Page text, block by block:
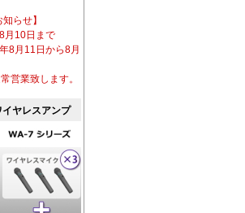
らせ】
月10日まで
8月11日から8月
営業致します。
ヤレスアンプ